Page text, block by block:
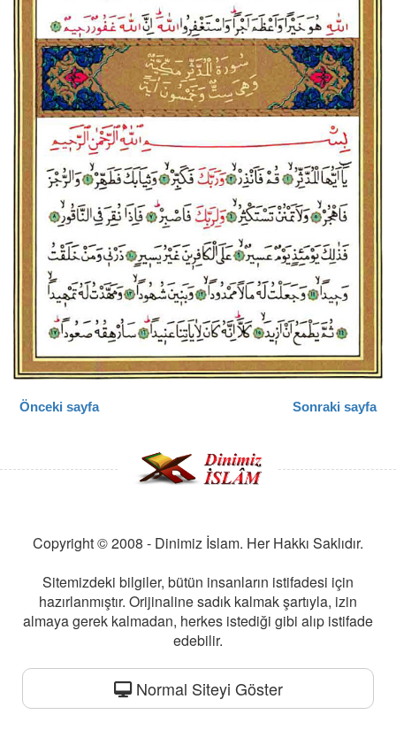
Önceki sayfa Sonraki sayfa
Copyright © 2008 - Dinimiz İslam. Her Hakkı Saklıdır.
Sitemizdeki bilgiler, bütün insanların istifadesi için
hazırlanmıştır. Orijinaline sadık kalmak şartıyla, izin
almaya gerek kalmadan, herkes istediği gibi alıp istifade
edebilir.
Normal Siteyi Göster